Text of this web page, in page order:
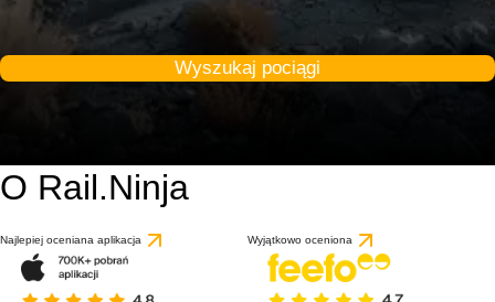
Wyszukaj pociągi
O Rail.Ninja
Najlepiej oceniana aplikacja Wyjątkowo oceniona